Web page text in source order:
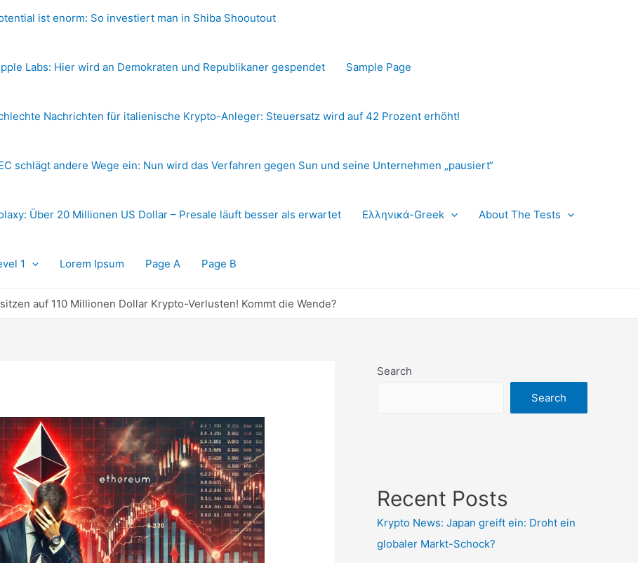
ist enorm: So investiert man in Shiba Shooutout
Labs: Hier wird an Demokraten und Republikaner gespendet Sample Page
Nachrichten für italienische Krypto-Anleger: Steuersatz wird auf 42 Prozent erhöht!
schlägt andere Wege ein: Nun wird das Verfahren gegen Sun und seine Unternehmen „pausiert“
Über 20 Millionen US Dollar – Presale läuft besser als erwartet Ελληνικά-Greek About The Tests
1 Lorem Ipsum Page A Page B
auf 110 Millionen Dollar Krypto-Verlusten! Kommt die Wende?
Search
Search
Recent Posts
Krypto News: Japan greift ein: Droht ein
globaler Markt-Schock?